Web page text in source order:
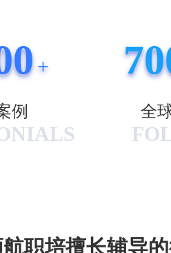
+
例 全
职培擅长辅导